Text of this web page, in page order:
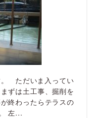
。 ただいま入ってい
ずは土工事、掘削を
終わったらテラスの
左...